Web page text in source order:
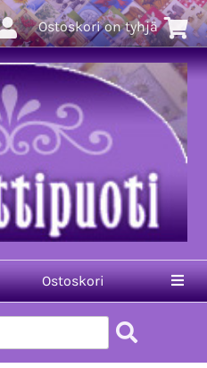
Ostoskori on tyhjä
Ostoskori